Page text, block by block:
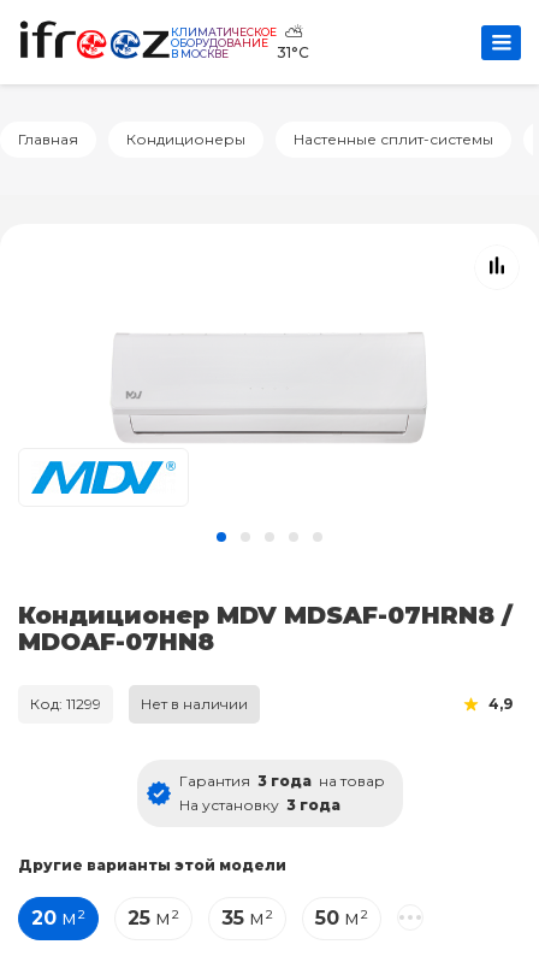
КЛИМАТИЧЕСКОЕ
ОБОРУДОВАНИЕ
В МОСКВЕ
⛅
31°C
Главная Кондиционеры Настенные сплит-системы
Кондиционер MDV MDSAF-07HRN8 /
MDOAF-07HN8
Код: 11299 Нет в наличии 4,9
Гарантия 3 года на товар
На установку 3 года
Другие варианты этой модели
20 м² 25 м² 35 м² 50 м²